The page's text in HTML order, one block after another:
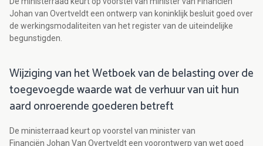
Johan van Overtveldt een ontwerp van koninklijk besluit goed over
de werkingsmodaliteiten van het register van de uiteindelijke
begunstigden.
Wijziging van het Wetboek van de belasting over de
toegevoegde waarde wat de verhuur van uit hun
aard onroerende goederen betreft
De ministerraad keurt op voorstel van minister van
Financiën Johan Van Overtveldt een voorontwerp van wet goed